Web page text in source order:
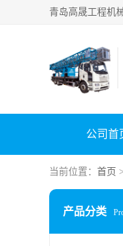
公司首
当前位置： 首页 >
产品分类